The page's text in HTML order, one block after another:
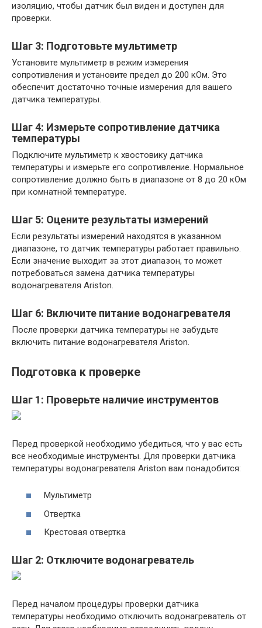
изоляцию, чтобы датчик был виден и доступен для
проверки.
Шаг 3: Подготовьте мультиметр
Установите мультиметр в режим измерения
сопротивления и установите предел до 200 кОм. Это
обеспечит достаточно точные измерения для вашего
датчика температуры.
Шаг 4: Измерьте сопротивление датчика
температуры
Подключите мультиметр к хвостовику датчика
температуры и измерьте его сопротивление. Нормальное
сопротивление должно быть в диапазоне от 8 до 20 кОм
при комнатной температуре.
Шаг 5: Оцените результаты измерений
Если результаты измерений находятся в указанном
диапазоне, то датчик температуры работает правильно.
Если значение выходит за этот диапазон, то может
потребоваться замена датчика температуры
водонагревателя Ariston.
Шаг 6: Включите питание водонагревателя
После проверки датчика температуры не забудьте
включить питание водонагревателя Ariston.
Подготовка к проверке
Шаг 1: Проверьте наличие инструментов
Перед проверкой необходимо убедиться, что у вас есть
все необходимые инструменты. Для проверки датчика
температуры водонагревателя Ariston вам понадобится:
Мультиметр
Отвертка
Крестовая отвертка
Шаг 2: Отключите водонагреватель
Перед началом процедуры проверки датчика
температуры необходимо отключить водонагреватель от